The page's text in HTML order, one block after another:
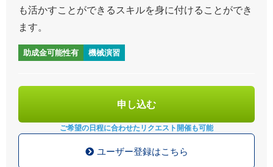
も活かすことができるスキルを身に付けることができ
ます。
助成金可能性有 機械演習
申し込む
ご希望の日程に合わせたリクエスト開催も可能
ユーザー登録はこちら